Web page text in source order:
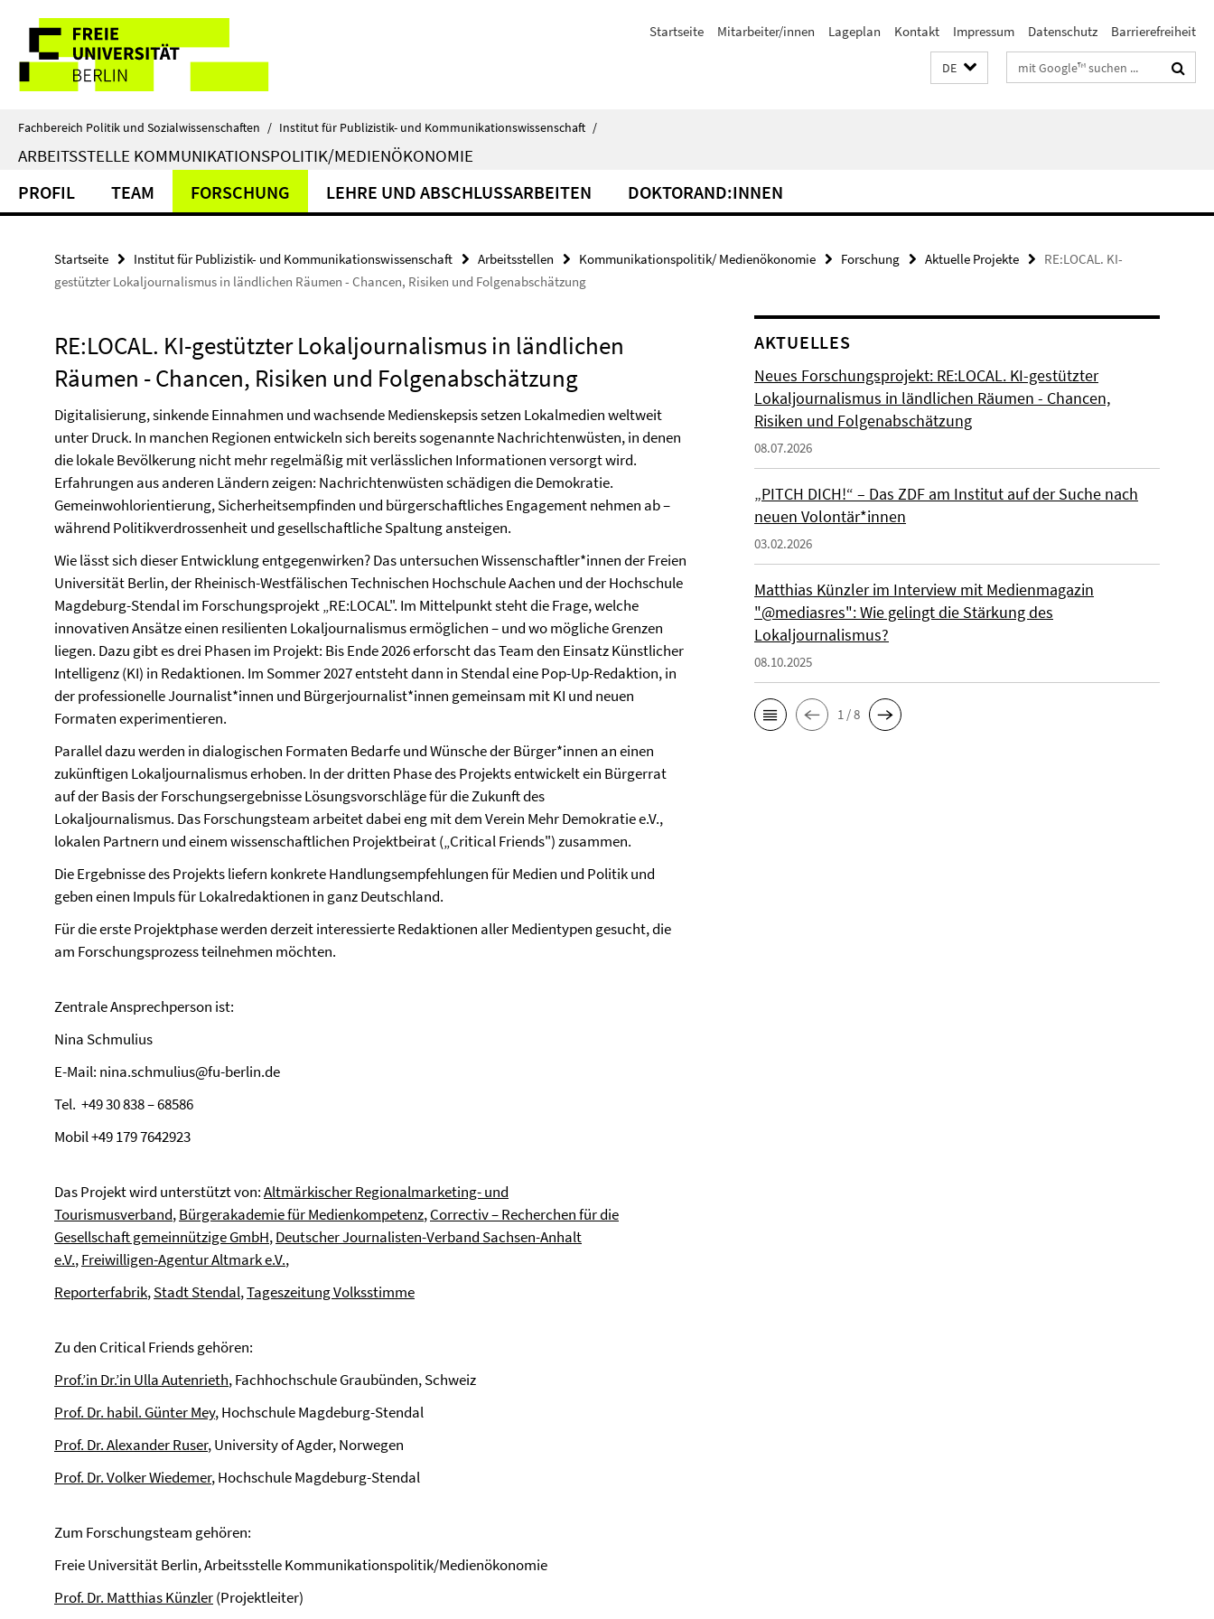
direkt
Inhalt
Service-
Navigation
Startseite Mitarbeiter/innen Lageplan Kontakt Impressum Datenschutz Barrierefreiheit
DE Suchbegriffe
Fachbereich Politik und Sozialwissenschaften / Institut für Publizistik- und Kommunikationswissenschaft /
ARBEITSSTELLE KOMMUNIKATIONSPOLITIK/MEDIENÖKONOMIE
PROFIL TEAM FORSCHUNG LEHRE UND ABSCHLUSSARBEITEN DOKTORAND:INNEN
Startseite Institut für Publizistik- und Kommunikationswissenschaft Arbeitsstellen Kommunikationspolitik/ Medienökonomie Forschung Aktuelle Projekte
RE:LOCAL. KI-
gestützter Lokaljournalismus in ländlichen Räumen - Chancen, Risiken und Folgenabschätzung
RE:LOCAL. KI-gestützter Lokaljournalismus in ländlichen
Räumen - Chancen, Risiken und Folgenabschätzung
Digitalisierung, sinkende Einnahmen und wachsende Medienskepsis setzen Lokalmedien weltweit
unter Druck. In manchen Regionen entwickeln sich bereits sogenannte Nachrichtenwüsten, in denen
die lokale Bevölkerung nicht mehr regelmäßig mit verlässlichen Informationen versorgt wird.
Erfahrungen aus anderen Ländern zeigen: Nachrichtenwüsten schädigen die Demokratie.
Gemeinwohlorientierung, Sicherheitsempfinden und bürgerschaftliches Engagement nehmen ab –
während Politikverdrossenheit und gesellschaftliche Spaltung ansteigen.
Wie lässt sich dieser Entwicklung entgegenwirken? Das untersuchen Wissenschaftler*innen der Freien
Universität Berlin, der Rheinisch-Westfälischen Technischen Hochschule Aachen und der Hochschule
Magdeburg-Stendal im Forschungsprojekt „RE:LOCAL". Im Mittelpunkt steht die Frage, welche
innovativen Ansätze einen resilienten Lokaljournalismus ermöglichen – und wo mögliche Grenzen
liegen. Dazu gibt es drei Phasen im Projekt: Bis Ende 2026 erforscht das Team den Einsatz Künstlicher
Intelligenz (KI) in Redaktionen. Im Sommer 2027 entsteht dann in Stendal eine Pop-Up-Redaktion, in
der professionelle Journalist*innen und Bürgerjournalist*innen gemeinsam mit KI und neuen
Formaten experimentieren.
Parallel dazu werden in dialogischen Formaten Bedarfe und Wünsche der Bürger*innen an einen
zukünftigen Lokaljournalismus erhoben. In der dritten Phase des Projekts entwickelt ein Bürgerrat
auf der Basis der Forschungsergebnisse Lösungsvorschläge für die Zukunft des
Lokaljournalismus. Das Forschungsteam arbeitet dabei eng mit dem Verein Mehr Demokratie e.V.,
lokalen Partnern und einem wissenschaftlichen Projektbeirat („Critical Friends") zusammen.
Die Ergebnisse des Projekts liefern konkrete Handlungsempfehlungen für Medien und Politik und
geben einen Impuls für Lokalredaktionen in ganz Deutschland.
Für die erste Projektphase werden derzeit interessierte Redaktionen aller Medientypen gesucht, die
am Forschungsprozess teilnehmen möchten.
Zentrale Ansprechperson ist:
Nina Schmulius
E-Mail: nina.schmulius@fu-berlin.de
Tel. +49 30 838 – 68586
Mobil +49 179 7642923
Das Projekt wird unterstützt von:Altmärkischer Regionalmarketing- und
Tourismusverband,Bürgerakademie für Medienkompetenz,Correctiv – Recherchen für die
Gesellschaft gemeinnützige GmbH,Deutscher Journalisten-Verband Sachsen-Anhalt
e.V.,Freiwilligen-Agentur Altmark e.V.,
Reporterfabrik,Stadt Stendal,Tageszeitung Volksstimme
Zu den Critical Friends gehören:
Prof.’in Dr.’in Ulla Autenrieth, Fachhochschule Graubünden, Schweiz
Prof. Dr. habil. Günter Mey, Hochschule Magdeburg-Stendal
Prof. Dr. Alexander Ruser, University of Agder, Norwegen
Prof. Dr. Volker Wiedemer, Hochschule Magdeburg-Stendal
Zum Forschungsteam gehören:
Freie Universität Berlin, Arbeitsstelle Kommunikationspolitik/Medienökonomie
Prof. Dr. Matthias Künzler(Projektleiter)
AKTUELLES
Neues Forschungsprojekt: RE:LOCAL. KI-gestützter
Lokaljournalismus in ländlichen Räumen - Chancen,
Risiken und Folgenabschätzung
08.07.2026
„PITCH DICH!“ – Das ZDF am Institut auf der Suche nach
neuen Volontär*innen
03.02.2026
Matthias Künzler im Interview mit Medienmagazin
"@mediasres": Wie gelingt die Stärkung des
Lokaljournalismus?
08.10.2025
1 / 8